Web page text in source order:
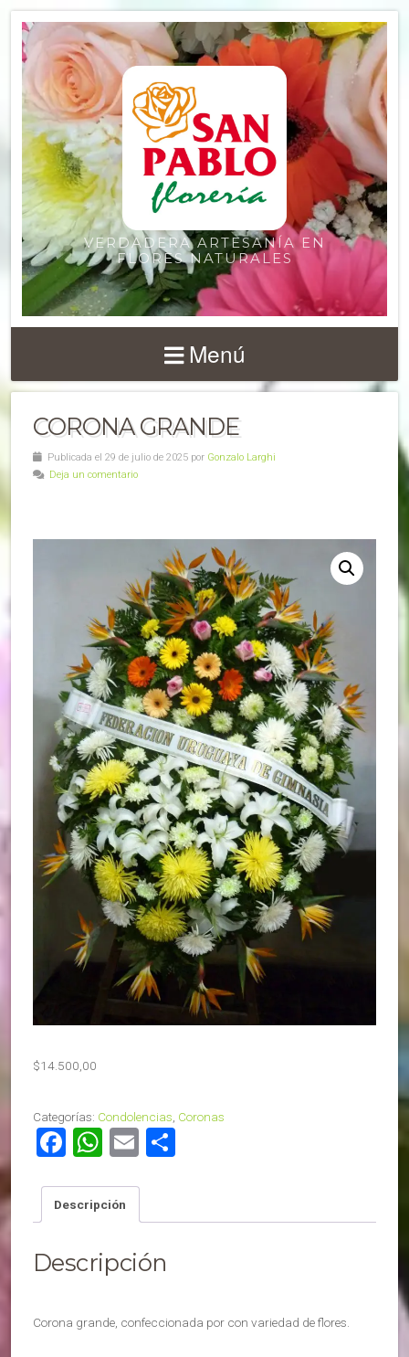
VERDADERA ARTESANÍA EN
FLORES NATURALES
Menú
CORONA GRANDE
Publicada el 29 de julio de 2025 por Gonzalo Larghi
Deja un comentario
$14.500,00
Categorías: Condolencias Coronas
Facebook
WhatsApp
Email
Descripción
Descripción
Corona grande, confeccionada por con variedad de flores.